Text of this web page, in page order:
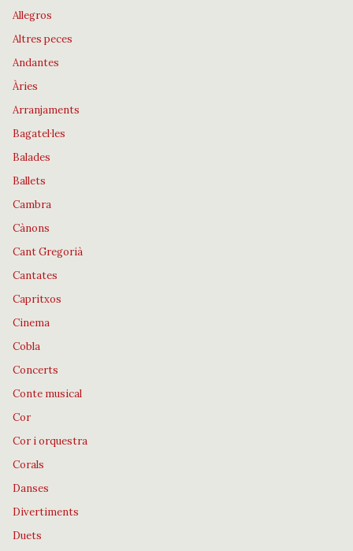
Allegros
Altres peces
Andantes
Àries
Arranjaments
Bagatel·les
Balades
Ballets
Cambra
Cànons
Cant Gregorià
Cantates
Capritxos
Cinema
Cobla
Concerts
Conte musical
Cor
Cor i orquestra
Corals
Danses
Divertiments
Duets